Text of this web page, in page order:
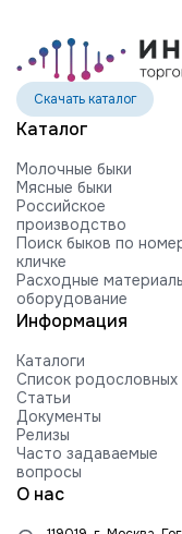
Скачать каталог
Каталог
Молочные быки
Мясные быки
Российское
производство
Поиск быков по
кличке
Расходные
оборудование
Информация
Каталоги
Список родословных
Статьи
Документы
Релизы
Часто задаваемые
вопросы
О нас